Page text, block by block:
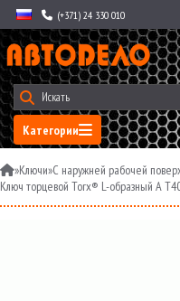
(+371) 24 330 010
Категории
»Ключи»С наружней рабочей
Ключ торцевой Torx® L-образный A